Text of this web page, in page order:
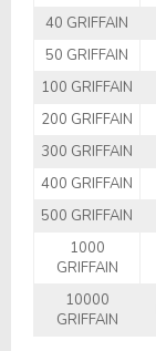
40 GRIFFAIN
50 GRIFFAIN
100 GRIFFAIN
200 GRIFFAIN
300 GRIFFAIN
400 GRIFFAIN
500 GRIFFAIN
1000
GRIFFAIN
10000
GRIFFAIN